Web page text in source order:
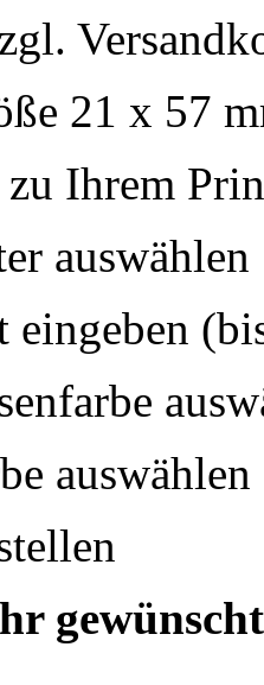
21 x 57
Ihrem
auswählen
eingeben
auswählen